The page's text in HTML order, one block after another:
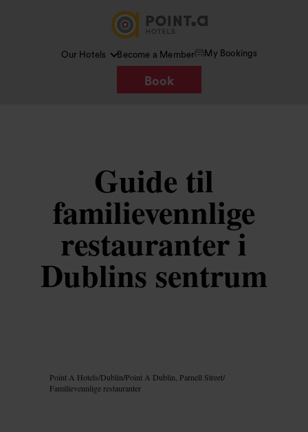
Our Hotels Become a Member My Bookings
Book
Guide til
familievennlige
restauranter i
Dublins sentrum
Point A Hotels/Dublin/Point A Dublin, Parnell Street/
Familievennlige restauranter